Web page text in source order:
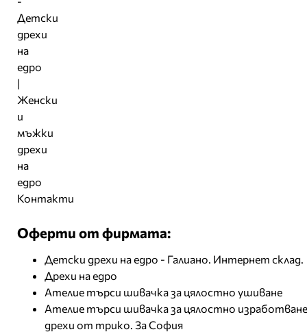
Контакти
Оферти от фирмата:
Детски дрехи на едро - Галиано. Интернет склад.
Дрехи на едро
Ателие търси шивачка за цялостно ушиване
Ателие търси шивачка за цялостно
дрехи от трико. За София